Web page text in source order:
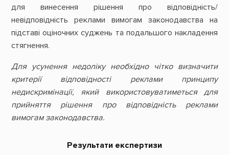
для винесення рішення про відповідність/
невідповідність реклами вимогам законодавства на
підставі оціночних суджень та подальшого накладення
стягнення.
Для усунення недоліку необхідно чітко визначити
критерії відповідності реклами принципу
недискримінації, який використовуватиметься для
прийняття рішення про відповідність реклами
вимогам законодавства.
Результати експертизи